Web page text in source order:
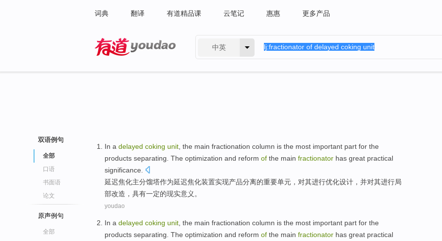
词典 翻译 有道精品课 云笔记 惠惠 更多产品
中英
双语例句
全部
口语
书面语
论文
原声例句
全部
In a delayed coking unit , the main fractionation column is the most important part for the
products separating The optimization and reform of the main fractionator has great practical
significance
延迟焦化主分馏塔作为延迟焦化装置实现产品分离的重要单元 ， 对其进行优化设计， 并对其进行局
部改造 ，具有一定的现实意义。
youdao
In a delayed coking unit , the main fractionation column is the most important part for the
products separating The optimization and reform of the main fractionator has great practical